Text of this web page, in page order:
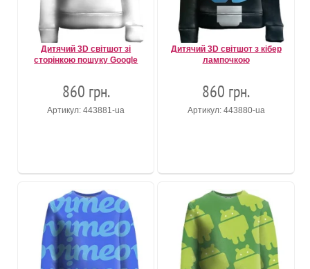
Дитячий 3D світшот зі
сторінкою пошуку Google
860 грн.
Артикул: 443881-ua
Дитячий 3D світшот з кібер
лампочкою
860 грн.
Артикул: 443880-ua